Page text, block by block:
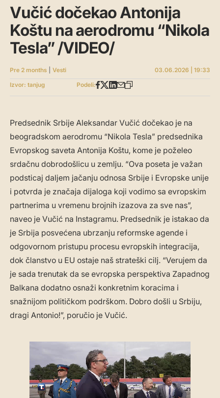
Vučić dočekao Antonija
Koštu na aerodromu “Nikola
Tesla” /VIDEO/
Pre 2 months Vesti
03.06.2026 | 19:33
Izvor: tanjug
Podeli:
Predsednik Srbije Aleksandar Vučić dočekao je na
beogradskom aerodromu “Nikola Tesla” predsednika
Evropskog saveta Antonija Koštu, kome je poželeo
srdačnu dobrodošlicu u zemlju. “Ova poseta je važan
podsticaj daljem jačanju odnosa Srbije i Evropske unije
i potvrda je značaja dijaloga koji vodimo sa evropskim
partnerima u vremenu brojnih izazova za sve nas”,
naveo je Vučić na Instagramu. Predsednik je istakao da
je Srbija posvećena ubrzanju reformske agende i
odgovornom pristupu procesu evropskih integracija,
dok članstvo u EU ostaje naš strateški cilj. “Verujem da
je sada trenutak da se evropska perspektiva Zapadnog
Balkana dodatno osnaži konkretnim koracima i
snažnijom političkom podrškom. Dobro došli u Srbiju,
dragi Antonio!”, poručio je Vučić.